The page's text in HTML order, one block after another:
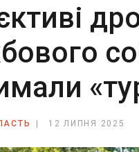
12 ЛИПНЯ 2025